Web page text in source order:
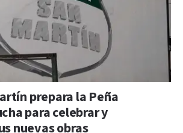
prepara la Peña
para celebrar y
nuevas obras